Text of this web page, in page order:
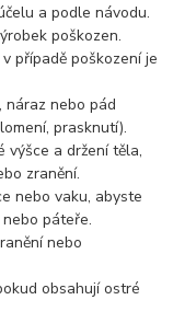
a podle návodu.
poškozen.
případě poškození je
nebo pád
prasknutí).
výšce a držení těla,
zranění.
nebo vaku, abyste
páteře.
nebo
obsahují ostré